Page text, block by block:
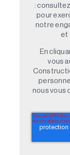
:
pour
notre
et
En
vous
nous vous